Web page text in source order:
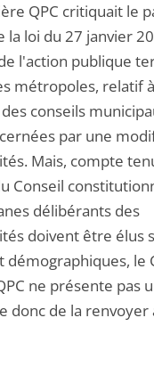
QPC critiquait le
la loi du 27 janvier
l'action publique
métropoles, relatif
conseils
par une
Mais, compte
Conseil
délibérants des
doivent être élus
le
ne présente pas
donc de la renvoyer